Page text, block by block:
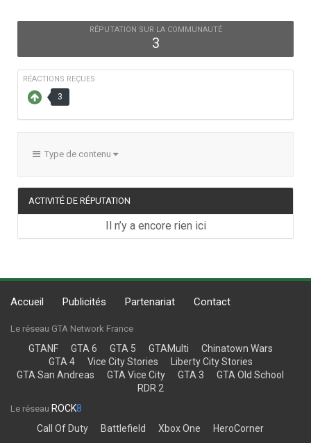
RÉPUTATION SUR LA COMMUNAUTÉ
3
RÉACTIONS REÇUES
3
Type de contenu
ACTIVITÉ DE RÉPUTATION
Il n’y a encore rien ici
Accueil Publicités Partenariat Contact
Le réseau GTA Network France
GTANF GTA 6 GTA 5 GTAMulti
Chinatown Wars
GTA 4
Vice City Stories
Liberty City Stories
GTA San Andreas
GTA Vice City GTA 3
GTA Old School
RDR 2
Le réseau ROCK8
Call Of Duty
Battlefield Xbox One HeroCorner